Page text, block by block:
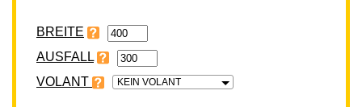
BREITE
VOLANT KEIN VOLANT